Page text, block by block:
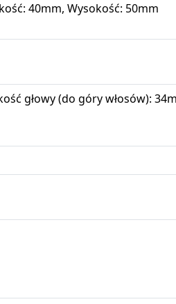
40mm, Wysokość: 50mm
głowy (do góry włosów):